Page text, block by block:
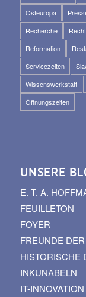
Osteuropa
Recherche
Recht
Reformation
Servicezeiten
Wissenswerkstatt
Öffnungszeiten
UNSERE
E. T. A.
FEUILLETON
FOYER
FREUNDE
HISTORISCHE
INKUNABELN
IT-INNOVATION